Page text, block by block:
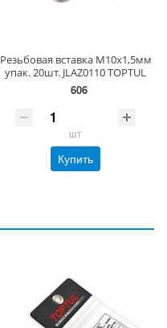
Резьбовая вставка М10х1,5мм
упак. 20шт. JLAZ0110 TOPTUL
606
шт
Купить